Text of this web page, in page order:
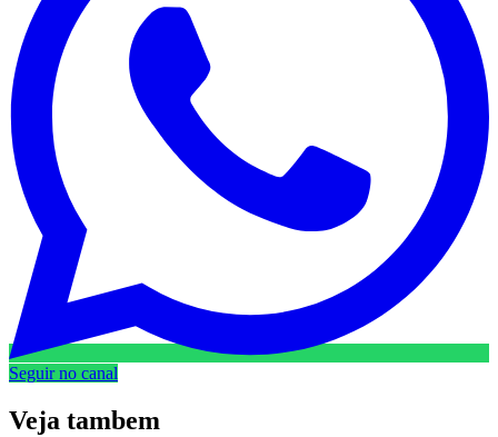
Seguir no canal
Veja tambem